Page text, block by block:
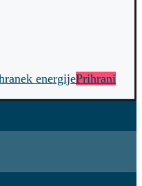
energijePrihrani